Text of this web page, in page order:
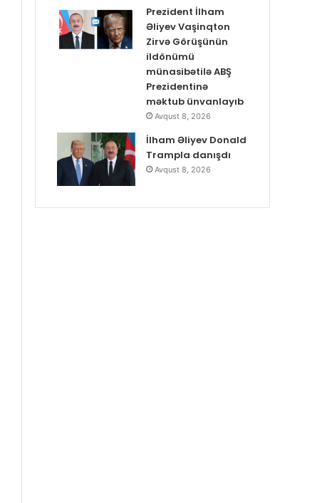
Prezident İlham
Əliyev Vaşinqton
Zirvə Görüşünün
ildönümü
münasibətilə ABŞ
Prezidentinə
məktub ünvanlayıb
Avqust 8, 2026
İlham Əliyev Donald
Trampla danışdı
Avqust 8, 2026